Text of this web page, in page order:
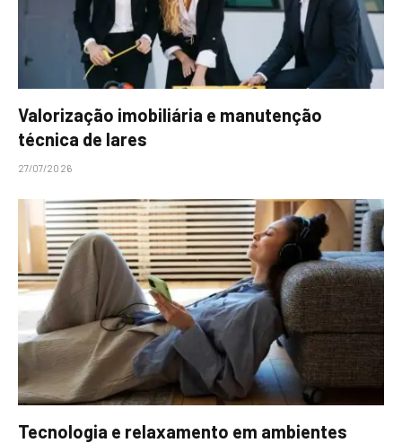
Valorização imobiliária e manutenção
técnica de lares
27/07/2026
Tecnologia e relaxamento em ambientes